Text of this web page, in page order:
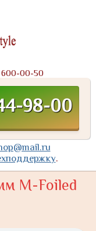
600-00-50
98-00
.
M-Foiled